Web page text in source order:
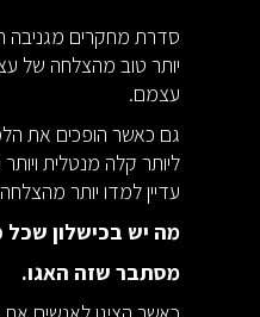
סדרת מחקרים מגניבה
יותר טוב מהצלחה של
עצמם.
גם כאשר הופכים את
ליותר קלה מנטלית
עדיין למדו יותר
מה יש בכישלון שכל
מסתבר שזה האגו.